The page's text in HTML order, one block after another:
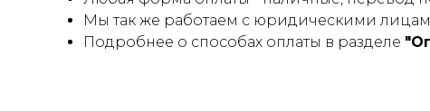
Мы так же работаем с юридическими
Подробнее о способах оплаты в разделе